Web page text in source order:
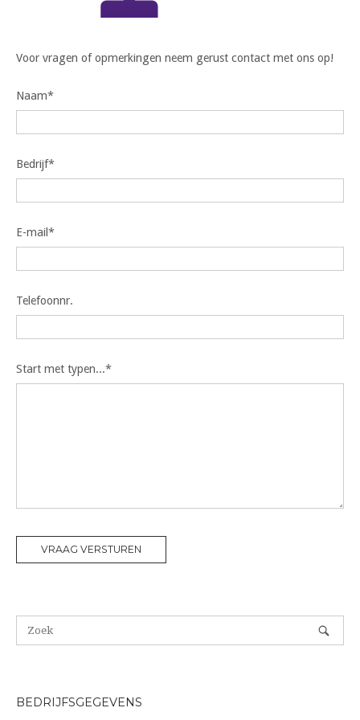
Voor vragen of opmerkingen neem gerust contact met ons op!
Naam*
Bedrijf*
E-mail*
Telefoonnr.
Start met typen...*
BEDRIJFSGEGEVENS